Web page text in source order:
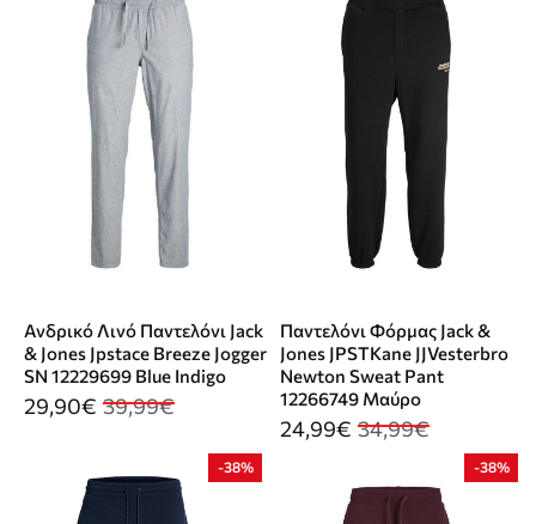
Ανδρικό Λινό Παντελόνι Jack
& Jones Jpstace Breeze Jogger
SN 12229699 Blue Indigo
29,90€ 39,99€
Παντελόνι Φόρμας Jack &
Jones JPSTKane JJVesterbro
Newton Sweat Pant
12266749 Μαύρο
24,99€ 34,99€
-38% -38%